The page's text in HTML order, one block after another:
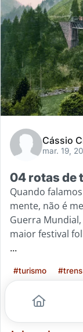
Cássio
mar. 19,
04 rotas de
Quando
mente, não é
Guerra
maior festival
...
#turismo
#turismo